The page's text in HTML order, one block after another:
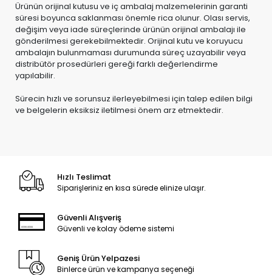
Ürünün orijinal kutusu ve iç ambalaj malzemelerinin garanti
süresi boyunca saklanması önemle rica olunur. Olası servis,
değişim veya iade süreçlerinde ürünün orijinal ambalajı ile
gönderilmesi gerekebilmektedir. Orijinal kutu ve koruyucu
ambalajın bulunmaması durumunda süreç uzayabilir veya
distribütör prosedürleri gereği farklı değerlendirme
yapılabilir.
Sürecin hızlı ve sorunsuz ilerleyebilmesi için talep edilen bilgi
ve belgelerin eksiksiz iletilmesi önem arz etmektedir.
Hızlı Teslimat
Siparişleriniz en kısa sürede elinize ulaşır.
Güvenli Alışveriş
Güvenli ve kolay ödeme sistemi
Geniş Ürün Yelpazesi
Binlerce ürün ve kampanya seçeneği